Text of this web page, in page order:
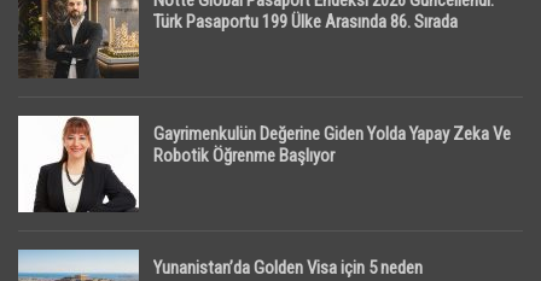
Türk Pasaportu 199 Ülke Arasında 86. Sırada
Gayrimenkulün Değerine Giden Yolda Yapay Zeka Ve
Robotik Öğrenme Başlıyor
Yunanistan’da Golden Visa için 5 neden